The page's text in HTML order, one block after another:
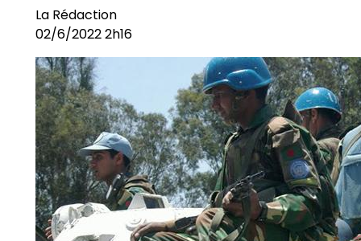
La Rédaction
02/6/2022 2h16